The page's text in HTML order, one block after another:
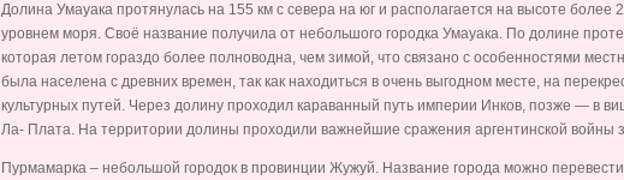
Долина Умауака протянулась на 155 км с севера на юг и располагается на высоте более
уровнем моря. Своё название получила от небольшого городка Умауака. По долине
которая летом гораздо более полноводна, чем зимой, что связано с особенностями
была населена с древних времен, так как находиться в очень выгодном месте, на
культурных путей. Через долину проходил караванный путь империи Инков, позже — в
Ла- Плата. На территории долины проходили важнейшие сражения аргентинской войны
Пурмамарка – небольшой городок в провинции Жужуй. Название города можно